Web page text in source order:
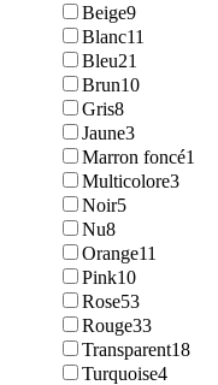
Beige9
Blanc11
Bleu21
Brun10
Gris8
Jaune3
Marron foncé1
Multicolore3
Noir5
Nu8
Orange11
Pink10
Rose53
Rouge33
Transparent18
Turquoise4